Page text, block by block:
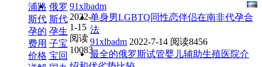
浦路
斯代
孕的
费用
价格
俄罗
斯代
孕生
子宝
宝回
91xlbadm
2022-
1-15
阅读
10083
单身男LGBTQ同性恋伴侣在南非代孕合
法
91xlbadm 2022-7-14 阅读8456
最全的俄罗斯试管婴儿辅助生殖医院介